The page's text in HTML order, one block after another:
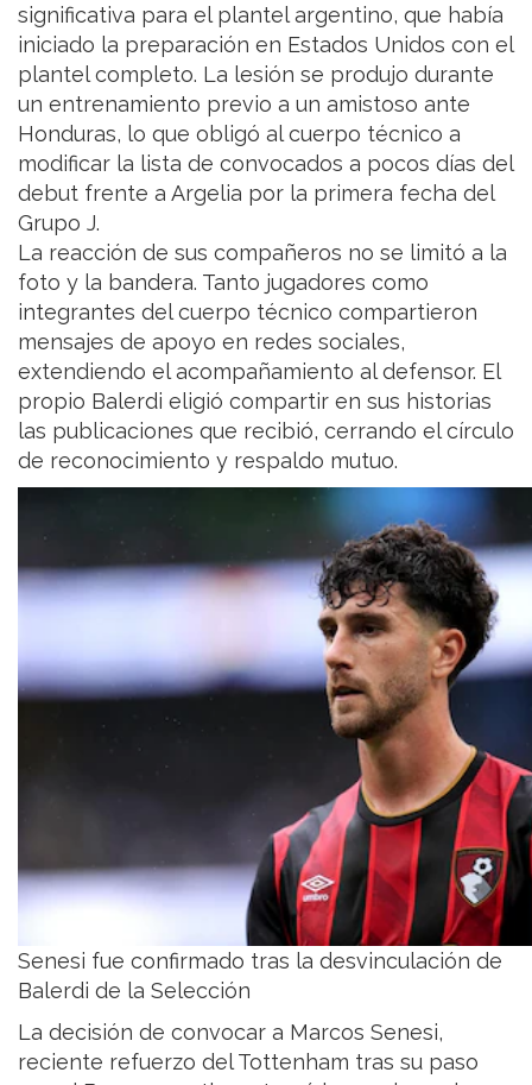
significativa para el plantel argentino, que había
iniciado la preparación en Estados Unidos con el
plantel completo. La lesión se produjo durante
un entrenamiento previo a un amistoso ante
Honduras, lo que obligó al cuerpo técnico a
modificar la lista de convocados a pocos días del
debut frente a Argelia por la primera fecha del
Grupo J.
La reacción de sus compañeros no se limitó a la
foto y la bandera. Tanto jugadores como
integrantes del cuerpo técnico compartieron
mensajes de apoyo en redes sociales,
extendiendo el acompañamiento al defensor. El
propio Balerdi eligió compartir en sus historias
las publicaciones que recibió, cerrando el círculo
de reconocimiento y respaldo mutuo.
Senesi fue confirmado tras la desvinculación de
Balerdi de la Selección
La decisión de convocar a Marcos Senesi,
reciente refuerzo del Tottenham tras su paso